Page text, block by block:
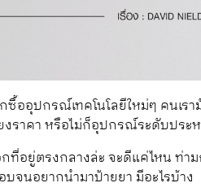
ซื้ออุปกรณ์เทคโนโลยีใหม่ๆ คนเ
ราคา หรือไม่ก็อุปกรณ์ระดับปร
ที่อยู่ตรงกลางล่ะ จะดีแค่ไหน ท่
จนอยากนำมาป้ายยา มีอะไรบ้าง